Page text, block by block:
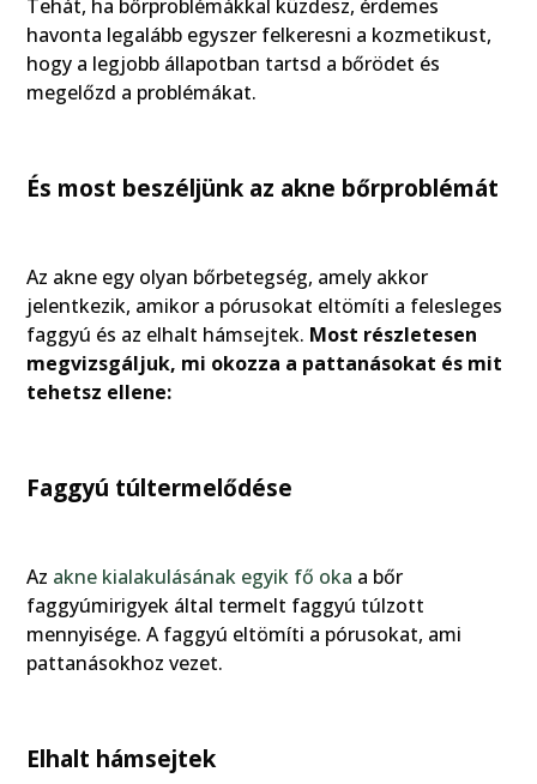
Tehát, ha bőrproblémákkal küzdesz, érdemes
havonta legalább egyszer felkeresni a kozmetikust,
hogy a legjobb állapotban tartsd a bőrödet és
megelőzd a problémákat.
És most beszéljünk az akne bőrproblémát
Az akne egy olyan bőrbetegség, amely akkor
jelentkezik, amikor a pórusokat eltömíti a felesleges
faggyú és az elhalt hámsejtek. Most részletesen
megvizsgáljuk, mi okozza a pattanásokat és mit
tehetsz ellene:
Faggyú túltermelődése
Az akne kialakulásának egyik fő oka a bőr
faggyúmirigyek által termelt faggyú túlzott
mennyisége. A faggyú eltömíti a pórusokat, ami
pattanásokhoz vezet.
Elhalt hámsejtek